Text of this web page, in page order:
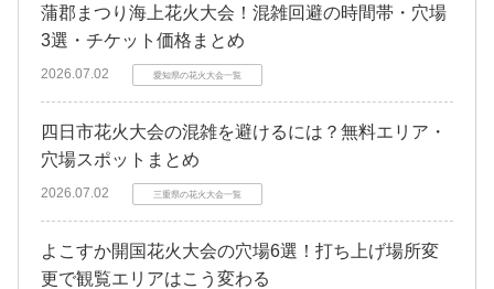
蒲郡まつり海上花火大会！混雑回避の時間帯・穴場
3選・チケット価格まとめ
2026.07.02 愛知県の花火大会一覧
四日市花火大会の混雑を避けるには？無料エリア・
穴場スポットまとめ
2026.07.02 三重県の花火大会一覧
よこすか開国花火大会の穴場6選！打ち上げ場所変
更で観覧エリアはこう変わる